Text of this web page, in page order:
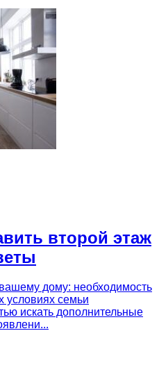
второй этаж
дому: необходимость
условиях семьи
искать дополнительные